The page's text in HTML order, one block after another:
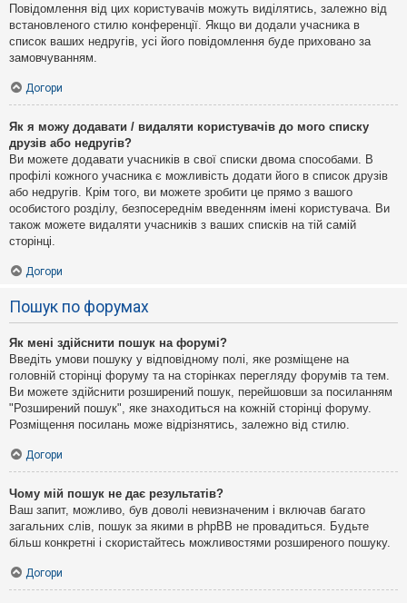
Повідомлення від цих користувачів можуть виділятись, залежно від
встановленого стилю конференції. Якщо ви додали учасника в
список ваших недругів, усі його повідомлення буде приховано за
замовчуванням.
Догори
Як я можу додавати / видаляти користувачів до мого списку
друзів або недругів?
Ви можете додавати учасників в свої списки двома способами. В
профілі кожного учасника є можливість додати його в список друзів
або недругів. Крім того, ви можете зробити це прямо з вашого
особистого розділу, безпосереднім введенням імені користувача. Ви
також можете видаляти учасників з ваших списків на тій самій
сторінці.
Догори
Пошук по форумах
Як мені здійснити пошук на форумі?
Введіть умови пошуку у відповідному полі, яке розміщене на
головній сторінці форуму та на сторінках перегляду форумів та тем.
Ви можете здійснити розширений пошук, перейшовши за посиланням
"Розширений пошук", яке знаходиться на кожній сторінці форуму.
Розміщення посилань може відрізнятись, залежно від стилю.
Догори
Чому мій пошук не дає результатів?
Ваш запит, можливо, був доволі невизначеним і включав багато
загальних слів, пошук за якими в phpBB не провадиться. Будьте
більш конкретні і скористайтесь можливостями розширеного пошуку.
Догори